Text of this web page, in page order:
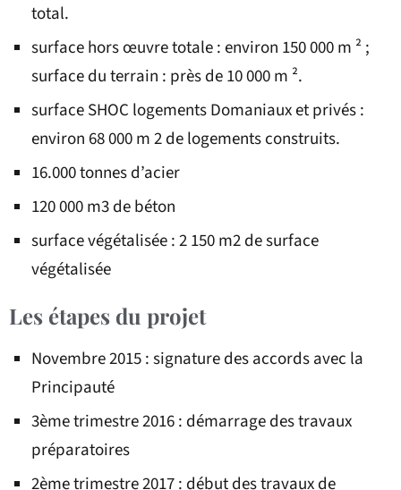
total.
surface hors œuvre totale : environ 150 000 m ² ;
surface du terrain : près de 10 000 m ².
surface SHOC logements Domaniaux et privés :
environ 68 000 m 2 de logements construits.
16.000 tonnes d’acier
120 000 m3 de béton
surface végétalisée : 2 150 m2 de surface
végétalisée
Les étapes du projet
Novembre 2015 : signature des accords avec la
Principauté
3ème trimestre 2016 : démarrage des travaux
préparatoires
2ème trimestre 2017 : début des travaux de